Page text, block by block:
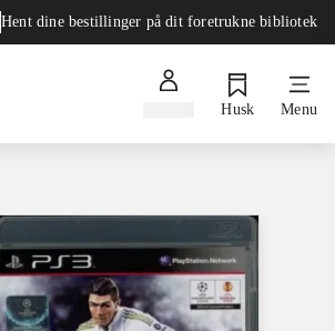
Hent dine bestillinger på dit foretrukne bibliotek
Husk Menu